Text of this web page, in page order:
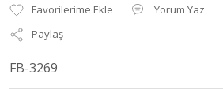
Yorum Yaz
Paylaş
FB-3269